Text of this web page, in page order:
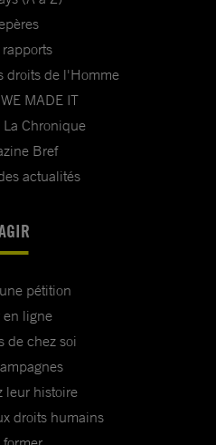
droits de l'Homme
MADE IT
La Chronique
Bref
actualités
pétition
en ligne
de chez soi
leur histoire
droits humains